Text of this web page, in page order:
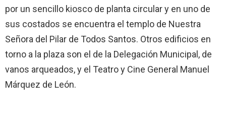
por un sencillo kiosco de planta circular y en uno de
sus costados se encuentra el templo de Nuestra
Señora del Pilar de Todos Santos. Otros edificios en
torno a la plaza son el de la Delegación Municipal, de
vanos arqueados, y el Teatro y Cine General Manuel
Márquez de León.